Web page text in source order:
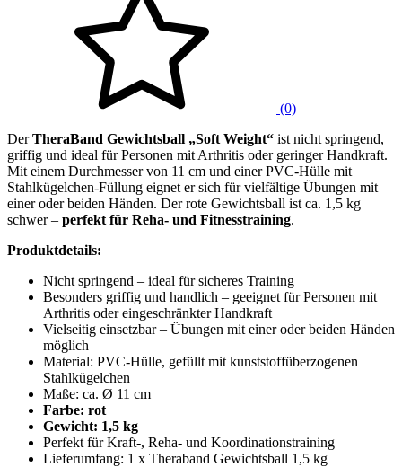
(0)
DerTheraBand Gewichtsball „Soft Weight“ ist nicht springend,
griffig und ideal für Personen mit Arthritis oder geringer Handkraft.
Mit einem Durchmesser von 11 cm und einer PVC-Hülle mit
Stahlkügelchen-Füllung eignet er sich für vielfältige Übungen mit
einer oder beiden Händen. Der rote Gewichtsball ist ca. 1,5 kg
schwer – perfekt für Reha- und Fitnesstraining.
Produktdetails:
Nicht springend – ideal für sicheres Training
Besonders griffig und handlich – geeignet für Personen mit
Arthritis oder eingeschränkter Handkraft
Vielseitig einsetzbar – Übungen mit einer oder beiden Händen
möglich
Material: PVC-Hülle, gefüllt mit kunststoffüberzogenen
Stahlkügelchen
Maße: ca. Ø 11 cm
Farbe: rot
Gewicht: 1,5 kg
Perfekt für Kraft-, Reha- und Koordinationstraining
Lieferumfang: 1 x Theraband Gewichtsball 1,5 kg